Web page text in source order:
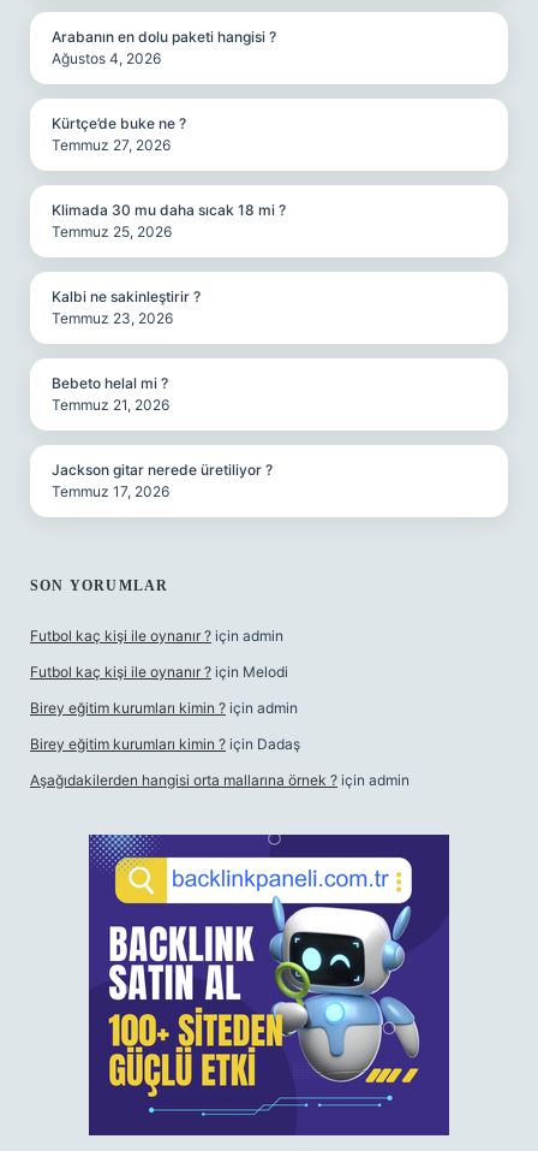
Arabanın en dolu paketi hangisi ?
Ağustos 4, 2026
Kürtçe’de buke ne ?
Temmuz 27, 2026
Klimada 30 mu daha sıcak 18 mi ?
Temmuz 25, 2026
Kalbi ne sakinleştirir ?
Temmuz 23, 2026
Bebeto helal mi ?
Temmuz 21, 2026
Jackson gitar nerede üretiliyor ?
Temmuz 17, 2026
SON YORUMLAR
Futbol kaç kişi ile oynanır ? için admin
Futbol kaç kişi ile oynanır ? için Melodi
Birey eğitim kurumları kimin ? için admin
Birey eğitim kurumları kimin ? için Dadaş
Aşağıdakilerden hangisi orta mallarına örnek ? için admin